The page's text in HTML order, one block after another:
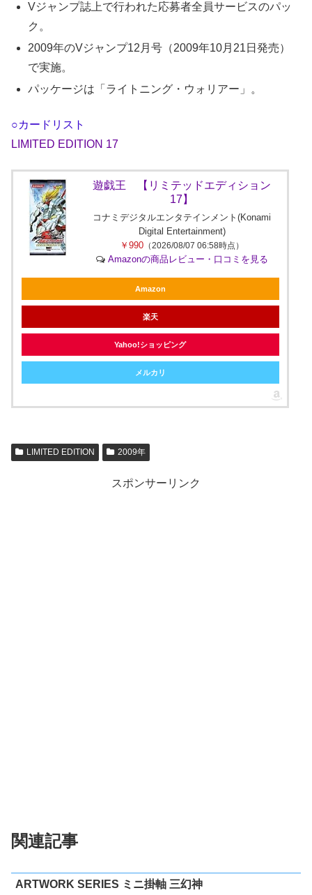
Vジャンプ誌上で行われた応募者全員サービスのパッ
ク。
2009年のVジャンプ12月号（2009年10月21日発売）
で実施。
パッケージは「ライトニング・ウォリアー」。
○カードリスト
LIMITED EDITION 17
遊戯王 【リミテッドエディション
17】
コナミデジタルエンタテインメント(Konami
Digital Entertainment)
￥990 （2026/08/07 06:58時点）
Amazonの商品レビュー・口コミを見る
Amazon
楽天
Yahoo!ショッピング
メルカリ
LIMITED EDITION 2009年
スポンサーリンク
関連記事
ARTWORK SERIES ミニ掛軸 三幻神